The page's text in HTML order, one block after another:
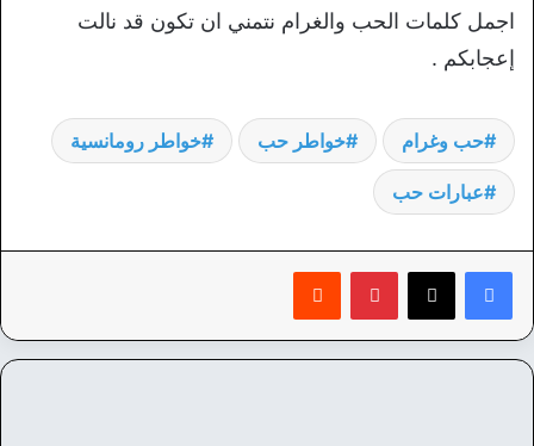
اجمل كلمات الحب والغرام نتمني ان تكون قد نالت
إعجابكم .
حب وغرام خواطر حب خواطر رومانسية
عبارات حب
بينتيريست